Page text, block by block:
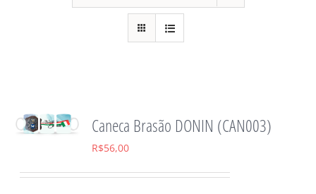
Caneca Brasão DONIN (CAN003)
R$56,00